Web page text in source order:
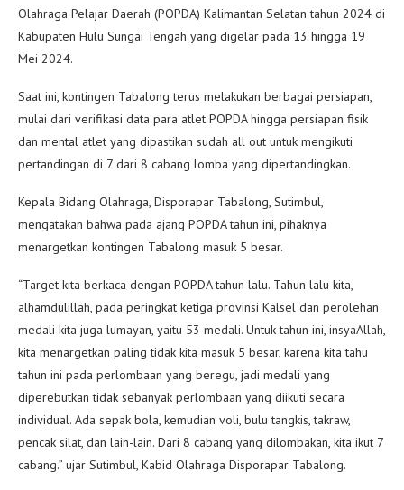
Olahraga Pelajar Daerah (POPDA) Kalimantan Selatan tahun 2024 di
Kabupaten Hulu Sungai Tengah yang digelar pada 13 hingga 19
Mei 2024.
Saat ini, kontingen Tabalong terus melakukan berbagai persiapan,
mulai dari verifikasi data para atlet POPDA hingga persiapan fisik
dan mental atlet yang dipastikan sudah all out untuk mengikuti
pertandingan di 7 dari 8 cabang lomba yang dipertandingkan.
Kepala Bidang Olahraga, Disporapar Tabalong, Sutimbul,
mengatakan bahwa pada ajang POPDA tahun ini, pihaknya
menargetkan kontingen Tabalong masuk 5 besar.
“Target kita berkaca dengan POPDA tahun lalu. Tahun lalu kita,
alhamdulillah, pada peringkat ketiga provinsi Kalsel dan perolehan
medali kita juga lumayan, yaitu 53 medali. Untuk tahun ini, insyaAllah,
kita menargetkan paling tidak kita masuk 5 besar, karena kita tahu
tahun ini pada perlombaan yang beregu, jadi medali yang
diperebutkan tidak sebanyak perlombaan yang diikuti secara
individual. Ada sepak bola, kemudian voli, bulu tangkis, takraw,
pencak silat, dan lain-lain. Dari 8 cabang yang dilombakan, kita ikut 7
cabang.” ujar Sutimbul, Kabid Olahraga Disporapar Tabalong.